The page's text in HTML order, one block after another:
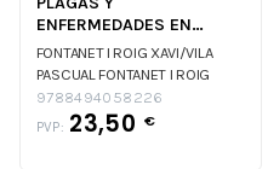
ENFERMEDADES EN
HORTALIZAS Y FRUTALES
ECOLOGICOS
FONTANET I ROIG XAVI/VILA
PASCUAL FONTANET I ROIG
XAVI/VILA PASCUAL
9788494058226
PVP: 23,50 €